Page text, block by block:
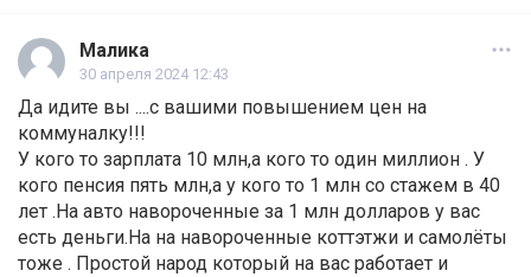
Малика
30 апреля 2024 12:43
Да идите вы ....с вашими повышением цен на
коммуналку!!!
У кого то зарплата 10 млн,а кого то один миллион . У
кого пенсия пять млн,а у кого то 1 млн со стажем в 40
лет .На авто навороченные за 1 млн долларов у вас
есть деньги.На на навороченные коттэтжи и самолёты
тоже . Простой народ который на вас работает и